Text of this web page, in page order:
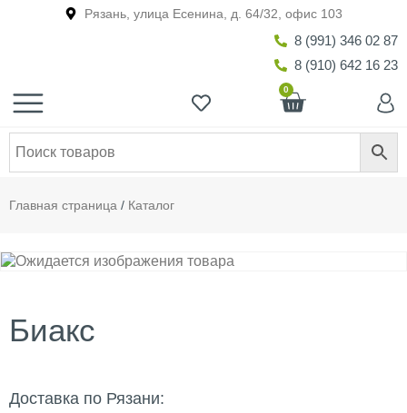
Рязань, улица Есенина, д. 64/32, офис 103
8 (991) 346 02 87
8 (910) 642 16 23
0
Главная страница / Каталог
Биакс
Доставка по Рязани: